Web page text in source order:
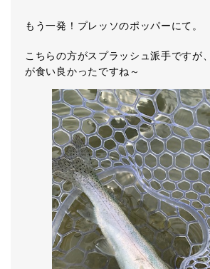
もう一発！プレッソのポッパーにて。
こちらの方がスプラッシュ派手ですが
が食い良かったですね～